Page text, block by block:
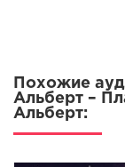
Похожие
Альберт –
Альберт: